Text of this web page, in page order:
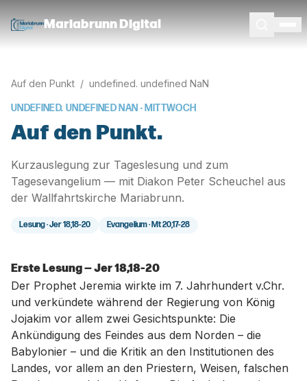
Mariabrunn Digital
Auf den Punkt / undefined. undefined NaN
UNDEFINED. UNDEFINED NAN · MITTWOCH
Auf den Punkt.
Kurzauslegung zur Tageslesung und zum
Tagesevangelium — mit Diakon Peter Scheuchel aus
der Wallfahrtskirche Mariabrunn.
Lesung ·Jer 18,18-20 Evangelium ·Mt 20,17-28
Erste Lesung — Jer 18,18-20
Der Prophet Jeremia wirkte im 7. Jahrhundert v.Chr.
und verkündete während der Regierung von König
Jojakim vor allem zwei Gesichtspunkte: Die
Ankündigung des Feindes aus dem Norden – die
Babylonier – und die Kritik an den Institutionen des
Landes, vor allem an den Priestern, Weisen, falschen